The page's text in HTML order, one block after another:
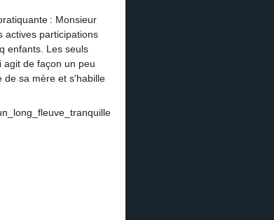
: Monsieur
actives participations
enfants. Les seuls
de façon un peu
de sa mère et s'habille